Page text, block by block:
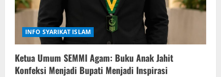
INFO SYARIKAT ISLAM
Ketua Umum SEMMI Agam: Buku Anak Jahit
Konfeksi Menjadi Bupati Menjadi Inspirasi